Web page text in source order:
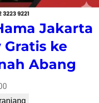
Jakarta
Gratis ke
Abang